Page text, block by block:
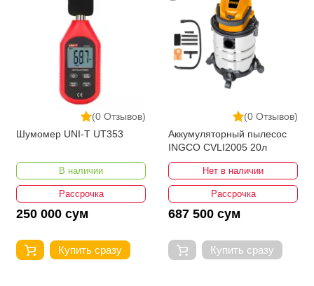
(0 Отзывов)
Шумомер UNI-T UT353
В наличии
Рассрочка
250 000 сум
Купить сразу
(0 Отзывов)
Аккумуляторный пылесос
INGCO CVLI2005 20л
Нет в наличии
Рассрочка
687 500 сум
Купить сразу